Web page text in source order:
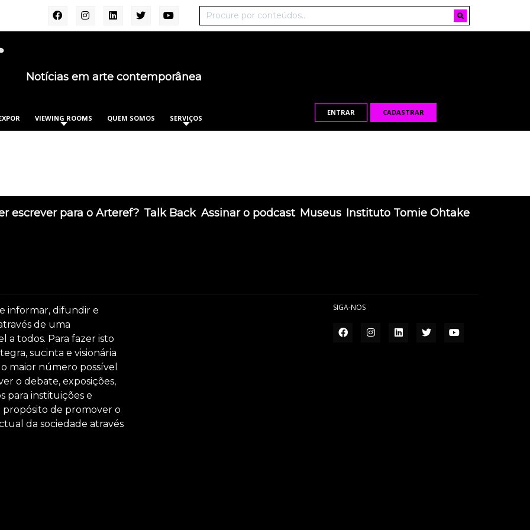
Notícias em arte contemporânea
VIEWING ROOMS QUEM SOMOS SERVIÇOS
ENTRAR CADASTRAR
escrever para o Arteref? Talk Back Assinar o podcast Museus Instituto Tomie Ohtake
informar, difundir e
de uma
a todos. Para fazer isto
sucinta e visionária
maior número possível
o debate, exposições,
para instituições e
propósito de promover o
da sociedade através
SIGA-NOS